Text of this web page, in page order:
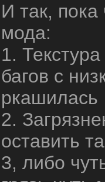
И так,
мода:
1.
багов с
ркашилась
2.
оставить
3, либо